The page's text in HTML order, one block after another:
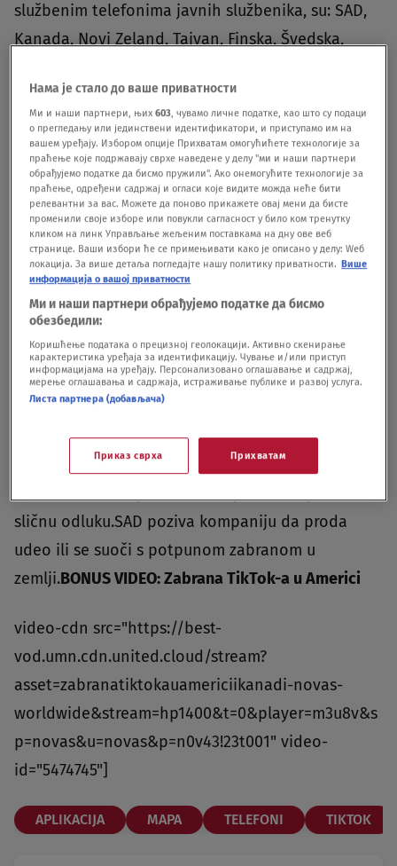
službenim telefonima javnih službenika, su: SAD,
Kanada, Novi Zeland, Tajvan, Finska, Švedska,
Belgija, Litvanija, Letonija, Estonija, Nemačka,
Velika Britanija, Češka, Poljska, Rumunija,
Bugarska, Slovenija, Italija, Slovačka, Hrvatska,
Mađarska, Danska i Grčka, prenosiKlix.ba.U ovom
slučaju, ove gore navedene zemlje će zabraniti
TikTok na vladinim uređajima, ali isto ne vredi za
privatne telefone.Zemlje koje su uvele potpunu
zabranu TikToka su Indija, Avganistan i Indonezija.
U međuvremenu su Pakistan i Bangladeš uveli
privremenu zabranu.Privatne kompanije i mreže
takođe počinju donositi odluke. Neki američki
fakulteti takođe zabranjuju TikTok na svojim
lokalnim internetskim mrežama. BBC, britanski
medij je takođe savetovao osoblju da izbriše
sličnu odluku.SAD poziva kompaniju da proda
udeo ili se suoči s potpunom zabranom u
zemlji.BONUS VIDEO: Zabrana TikTok-a u Americi
video-cdn src="https://best-
vod.umn.cdn.united.cloud/stream?
asset=zabranatiktokauamericiikanadi-novas-
worldwide&stream=hp1400&t=0&player=m3u8v&s
p=novas&u=novas&p=n0v43!23t001" video-
id="5474745"]
APLIKACIJA MAPA TELEFONI TIKTOK
Нама је стало до ваше приватности
Ми и наши партнери, њих603, чувамо личне податке, као што су подаци
о прегледању или јединствени идентификатори, и приступамо им на
вашем уређају. Избором опције Прихватам омогућићете технологије за
праћење које подржавају сврхе наведене у делу "ми и наши партнери
обрађујемо податке да бисмо пружили". Ако онемогућите технологије за
праћење, одређени садржај и огласи које видите можда неће бити
релевантни за вас. Можете да поново прикажете овај мени да бисте
променили своје изборе или повукли сагласност у било ком тренутку
кликом на линк Управљање жељеним поставкама на дну ове веб
странице. Ваши избори ће се примењивати како је описано у делу: Wеб
локација. За више детаља погледајте нашу политику приватности. Више
информација о вашој приватности
Ми и наши партнери обрађујемо податке да бисмо
обезбедили:
Коришћење података о прецизној геолокацији. Активно скенирање
карактеристика уређаја за идентификацију. Чување и/или приступ
информацијама на уређају. Персонализовано оглашавање и садржај,
мерење оглашавања и садржаја, истраживање публике и развој услуга.
Листа партнера (добављача)
Приказ сврха Прихватам